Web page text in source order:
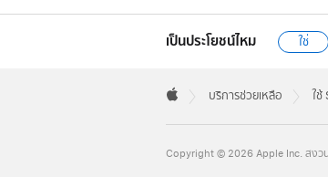
เป็นประโยชน์ไหม ใช่
Footer

บริการช่วยเหลือ ใช้
Copyright © 2026 Apple Inc. สงว